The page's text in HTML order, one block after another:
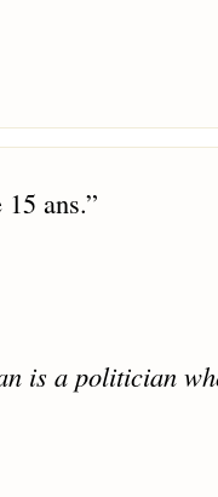
ans.”
is a politician